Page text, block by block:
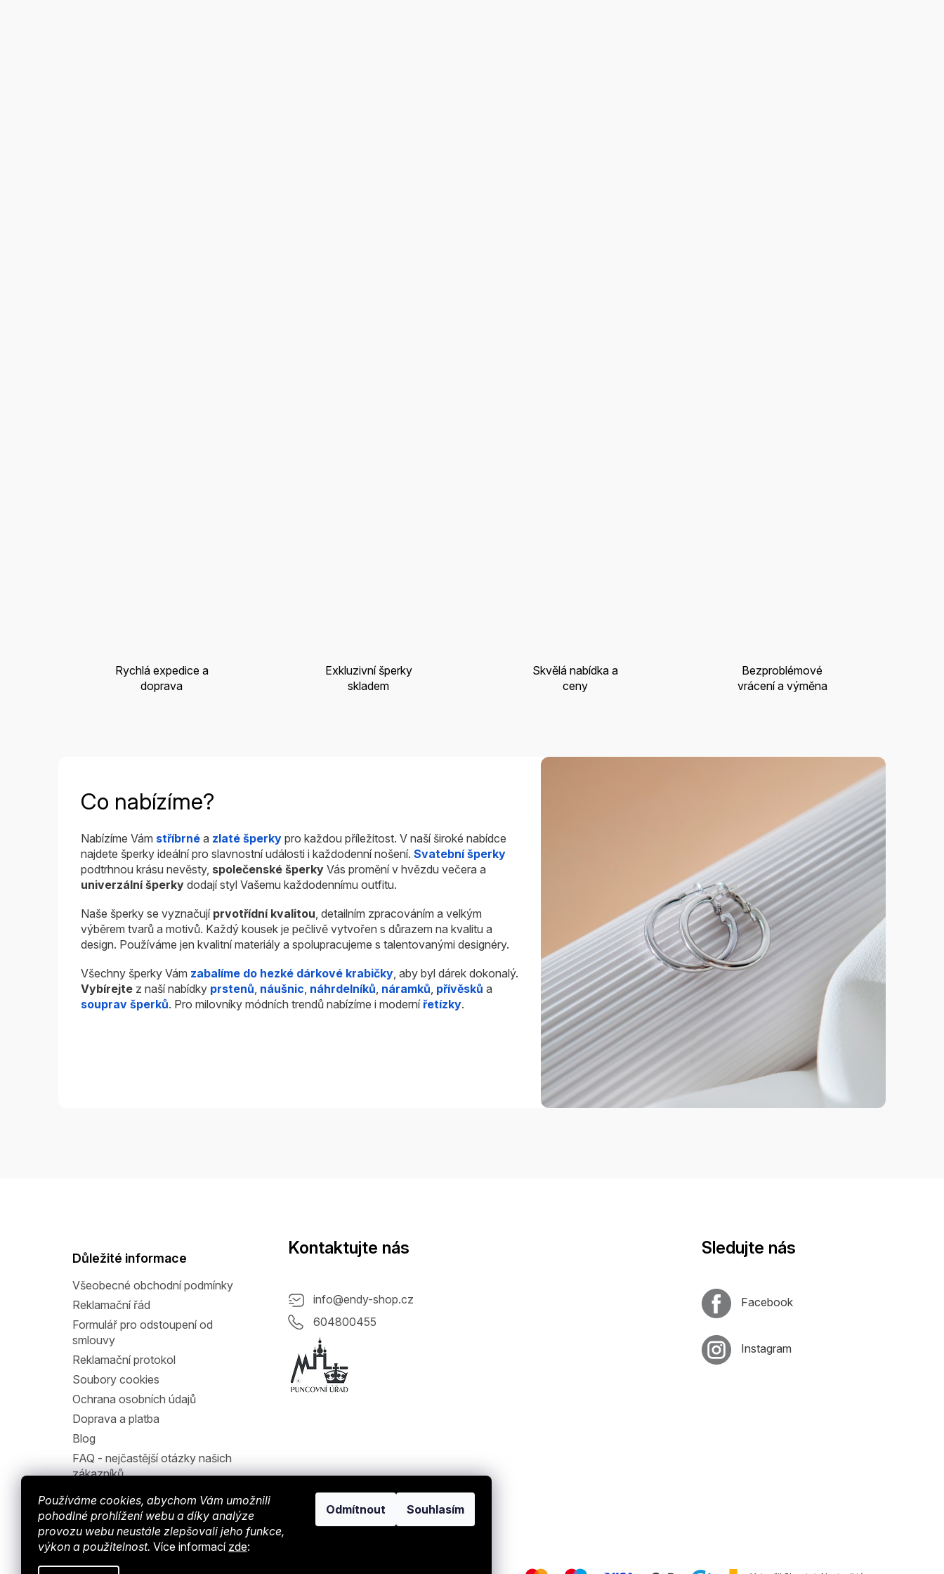
Používáme cookies, abychom Vám umožnili
pohodlné prohlížení webu a díky analýze
provozu webu neustále zlepšovali jeho funkce,
výkon a použitelnost. Více informací zde:
Odmítnout Souhlasím
Rychlá expedice a
doprava
Exkluzivní šperky
skladem
Skvělá nabídka a
ceny
Bezproblémové
vrácení a výměna
Co nabízíme?
Nabízíme Vám stříbrné a zlaté šperky pro každou příležitost. V naší široké nabídce
najdete šperky ideální pro slavnostní události i každodenní nošení. Svatební šperky
podtrhnou krásu nevěsty, společenské šperky Vás promění v hvězdu večera a
univerzální šperky dodají styl Vašemu každodennímu outfitu.
Naše šperky se vyznačují prvotřídní kvalitou , detailním zpracováním a velkým
výběrem tvarů a motivů. Každý kousek je pečlivě vytvořen s důrazem na kvalitu a
design. Používáme jen kvalitní materiály a spolupracujeme s talentovanými designéry.
Všechny šperky Vám zabalíme do hezké dárkové krabičky , aby byl dárek dokonalý.
Vybírejte z naší nabídky prstenů náušnic náhrdelníků náramků přívěsků a
souprav šperků. Pro milovníky módních trendů nabízíme i modernířetízky.
Důležité informace
Všeobecné obchodní podmínky
Reklamační řád
Formulář pro odstoupení od
smlouvy
Reklamační protokol
Soubory cookies
Ochrana osobních údajů
Doprava a platba
Blog
FAQ - nejčastější otázky našich
zákazníků
Jak nakupovat
Hodnocení obchodu
Kontaktujte nás
info@endy-shop.cz
604800455
Sledujte nás
Facebook
Instagram